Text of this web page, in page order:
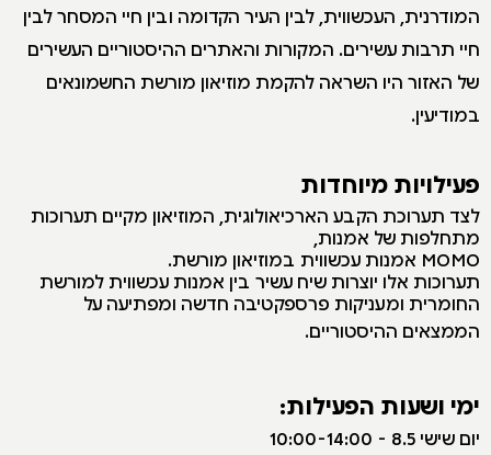
המודרנית, העכשווית, לבין העיר הקדומה ובין חיי המסחר לבין
חיי תרבות עשירים. המקורות והאתרים ההיסטוריים העשירים
של האזור היו השראה להקמת מוזיאון מורשת החשמונאים
במודיעין.
פעילויות מיוחדות
לצד תערוכת הקבע הארכיאולוגית, המוזיאון מקיים תערוכות
מתחלפות של אמנות,
MOMO אמנות עכשווית במוזיאון מורשת.
תערוכות אלו יוצרות שיח עשיר בין אמנות עכשווית למורשת
החומרית ומעניקות פרספקטיבה חדשה ומפתיעה על
הממצאים ההיסטוריים.
ימי ושעות הפעילות:
יום שישי 8.5 - 10:00-14:00